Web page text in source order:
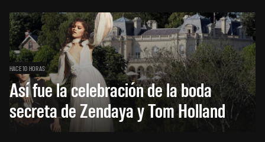
HACE 10 HORAS
Así fue la celebración de la boda
secreta de Zendaya y Tom Holland